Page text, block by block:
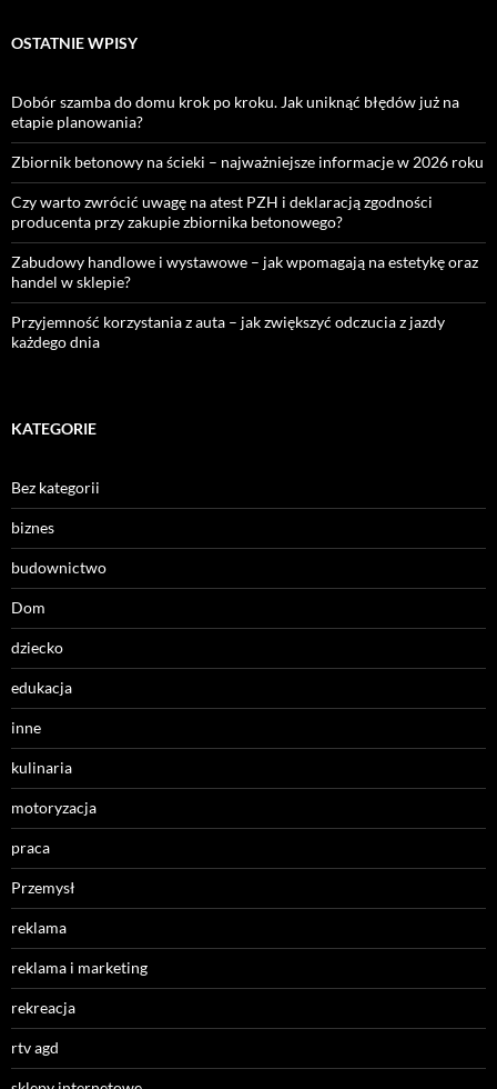
OSTATNIE WPISY
Dobór szamba do domu krok po kroku. Jak uniknąć błędów już na
etapie planowania?
Zbiornik betonowy na ścieki – najważniejsze informacje w 2026 roku
Czy warto zwrócić uwagę na atest PZH i deklaracją zgodności
producenta przy zakupie zbiornika betonowego?
Zabudowy handlowe i wystawowe – jak wpomagają na estetykę oraz
handel w sklepie?
Przyjemność korzystania z auta – jak zwiększyć odczucia z jazdy
każdego dnia
KATEGORIE
Bez kategorii
biznes
budownictwo
Dom
dziecko
edukacja
inne
kulinaria
motoryzacja
praca
Przemysł
reklama
reklama i marketing
rekreacja
rtv agd